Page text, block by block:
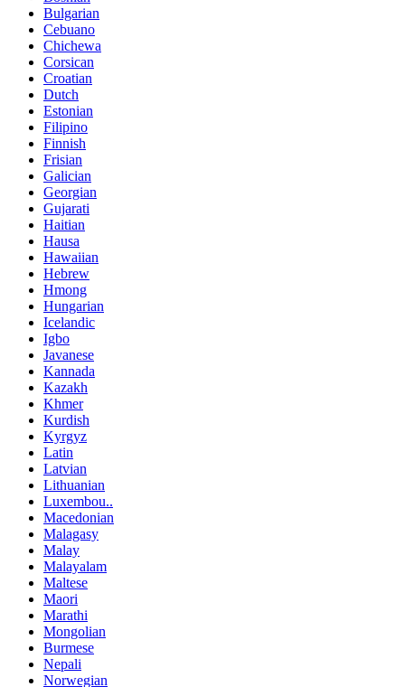
Bulgarian
Cebuano
Chichewa
Corsican
Croatian
Dutch
Estonian
Filipino
Finnish
Frisian
Galician
Georgian
Gujarati
Haitian
Hausa
Hawaiian
Hebrew
Hmong
Hungarian
Icelandic
Igbo
Javanese
Kannada
Kazakh
Khmer
Kurdish
Kyrgyz
Latin
Latvian
Lithuanian
Luxembou..
Macedonian
Malagasy
Malay
Malayalam
Maltese
Maori
Marathi
Mongolian
Burmese
Nepali
Norwegian